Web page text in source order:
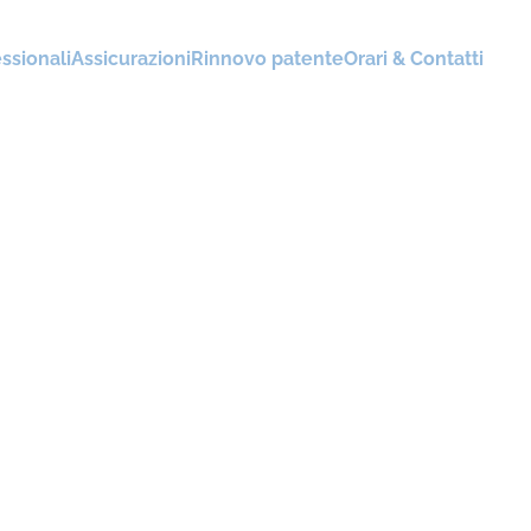
AssicurazioniRinnovo patenteOrari & Contatti